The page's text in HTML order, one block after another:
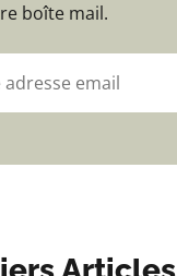
boîte mail.